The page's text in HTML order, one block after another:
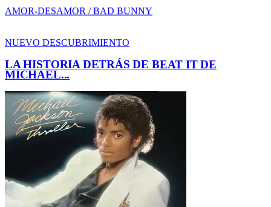
ENERGIA / MICHAEL JACKSON
NUEVO DESCUBRIMIENTO